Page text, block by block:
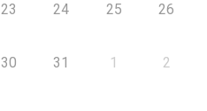
23 24 25 26
30 31 1 2